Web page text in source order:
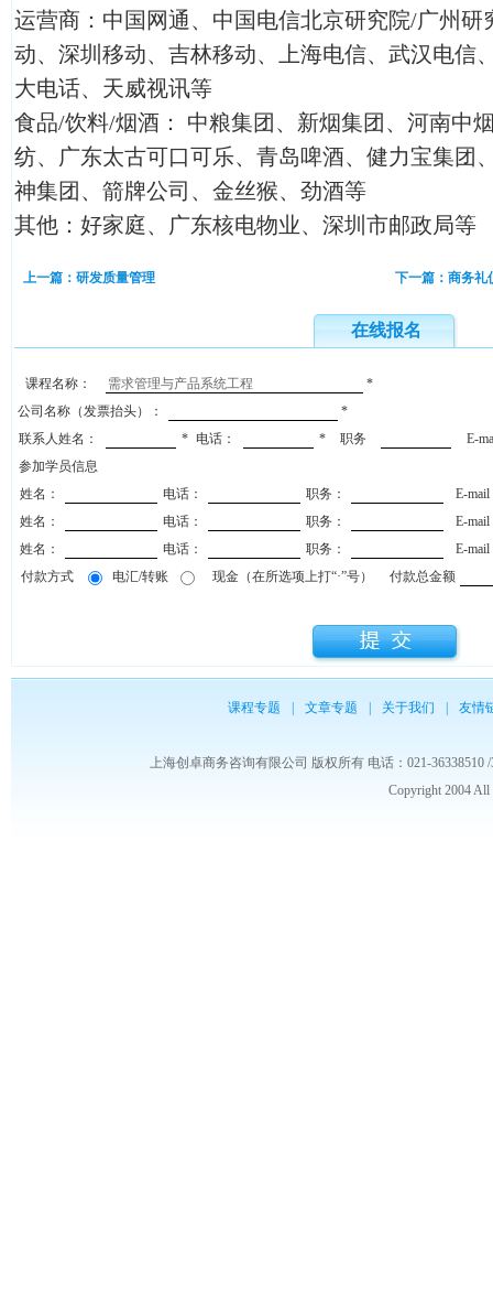
运营商：中国网通、中国电信北京研究院/广州研
动、深圳移动、吉林移动、上海电信、武汉电信
大电话、天威视讯等
食品/饮料/烟酒： 中粮集团、新烟集团、河南中
纺、广东太古可口可乐、青岛啤酒、健力宝集团
神集团、箭牌公司、金丝猴、劲酒等
其他：好家庭、广东核电物业、深圳市邮政局等
上一篇：研发质量管理 下一篇：商务礼
在线报名
课程名称：
*
公司名称（发票抬头）：
*
联系人姓名：
* 电话： * 职务
E-
参加学员信息
姓名：
电话： 职务：
E-mail
姓名：
电话： 职务：
E-mail
姓名：
电话： 职务：
E-mail
付款方式
电汇/转账 现金（在所选项上打“·”号） 付款总金额
课程专题 文章专题 关于我们 友情
上海创卓商务咨询有限公司 版权所有 电话：021-36338510 /
Copyright 2004 All